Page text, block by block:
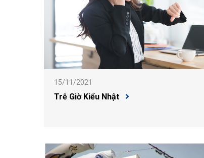
15/11/2021
Trễ Giờ Kiểu Nhật